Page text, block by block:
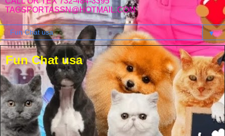
TAGSPORTASSN@HOTMAIL.COM
▼
Fun Chat usa